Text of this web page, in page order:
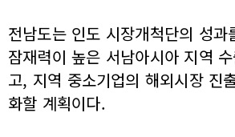
전남도는 인도 시장개척단의 성과
잠재력이 높은 서남아시아 지역
고, 지역 중소기업의 해외시장 진
화할 계획이다.